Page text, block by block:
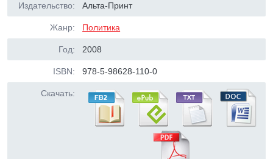
Издательство: Альта-Принт
Жанр: Политика
Год: 2008
ISBN: 978-5-98628-110-0
Скачать: